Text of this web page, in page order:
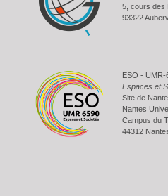
5, cours des
93322
ESO - UMR-
Espaces et
Site de
Nantes
Campus du
44312